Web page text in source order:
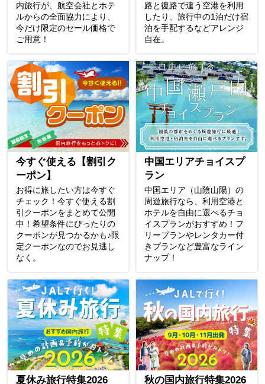
内旅行が、航空会社とホテ
ルからの全面協力により、
今だけ限定のセール価格で
ご用意！
路と復路で違う空港を利用
したり、旅行中の1泊だけ宿
泊を手配するなどアレンジ
自在。
今すぐ使える【割引ク
ーポン】
お得に旅したい方は今すぐ
チェック！今すぐ使える割
引クーポンをまとめて公開
中！希望条件にぴったりの
クーポンが見つかるかも♪限
定クーポンなのでお見逃し
なく。
中国エリアチョイスプ
ラン
中国エリア（山陰山陽）の
周遊旅行なら、利用空港と
ホテルを自由に選べるチョ
イスプランがおすすめ！フ
リープランやレンタカー付
きプランなど豊富なライン
ナップ！
夏休み旅行特集2026 秋の国内旅行特集2026